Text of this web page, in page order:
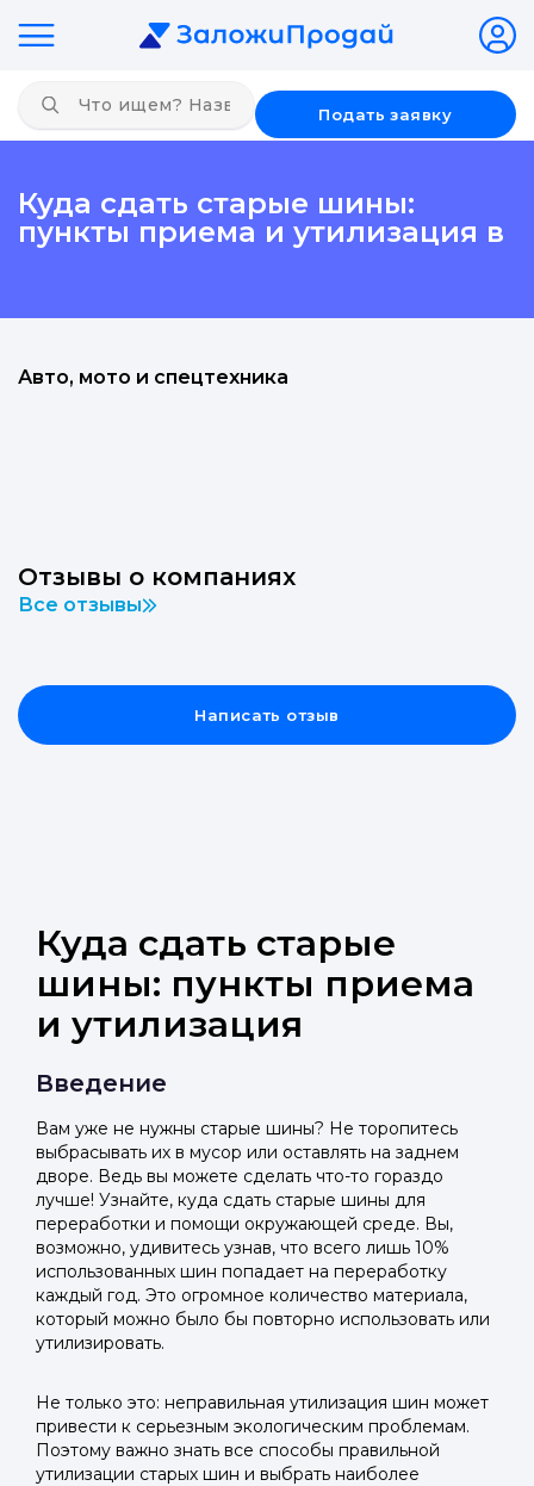
Подать заявку
Куда сдать старые шины:
пункты приема и утилизация в
Авто, мото и спецтехника
Отзывы о компаниях
Все отзывы
Написать отзыв
Куда сдать старые
шины: пункты приема
и утилизация
Введение
Вам уже не нужны старые шины? Не торопитесь
выбрасывать их в мусор или оставлять на заднем
дворе. Ведь вы можете сделать что-то гораздо
лучше! Узнайте, куда сдать старые шины для
переработки и помощи окружающей среде. Вы,
возможно, удивитесь узнав, что всего лишь 10%
использованных шин попадает на переработку
каждый год. Это огромное количество материала,
который можно было бы повторно использовать или
утилизировать.
Не только это: неправильная утилизация шин может
привести к серьезным экологическим проблемам.
Поэтому важно знать все способы правильной
утилизации старых шин и выбрать наиболее